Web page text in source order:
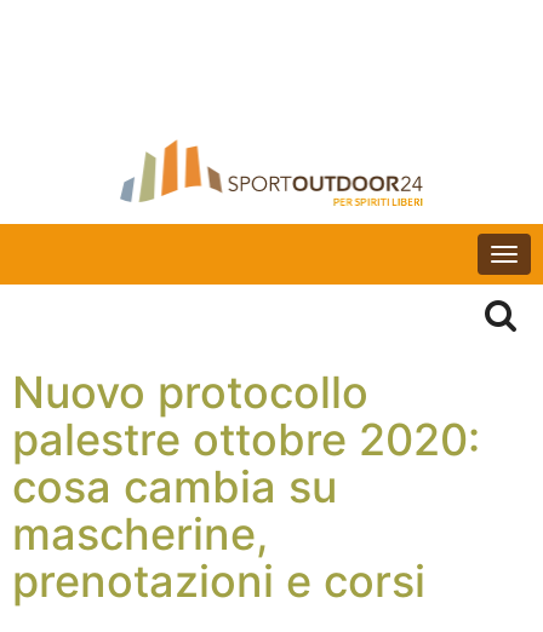
Nuovo protocollo
palestre ottobre 2020:
cosa cambia su
mascherine,
prenotazioni e corsi